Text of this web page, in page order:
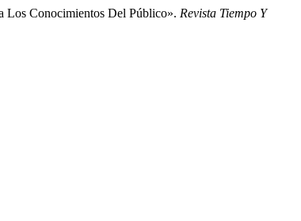
Los Conocimientos Del Público». Revista Tiempo Y